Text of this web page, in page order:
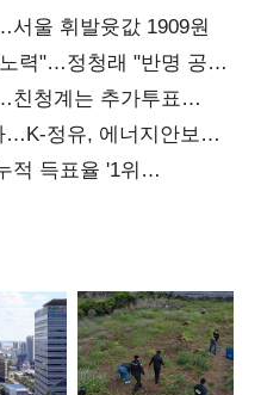
울 휘발윳값 1909원
력"…정청래 "반명 공세
친청계는 추가투표
…K-정유, 에너지안보
적 득표율 '1위